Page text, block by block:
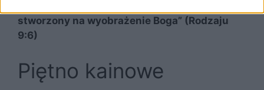
stworzony na wyobrażenie Boga” (Rodzaju
9:6)
Piętno kainowe